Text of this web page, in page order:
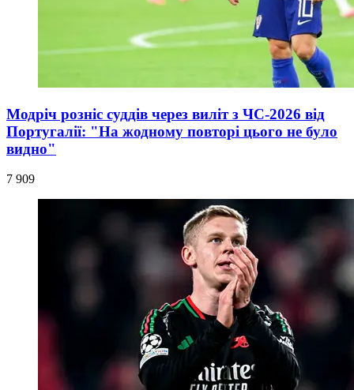
Модріч розніс суддів через виліт з ЧС-2026 від
Португалії: "На жодному повторі цього не було
видно"
7 909